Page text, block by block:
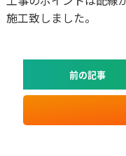
施工致しました。
前の記事